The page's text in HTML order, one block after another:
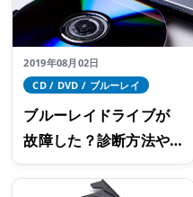
2019年08月02日
CD / DVD / ブルーレイ
ブルーレイドライブが
故障した？診断方法や
不具合、解決策を徹底